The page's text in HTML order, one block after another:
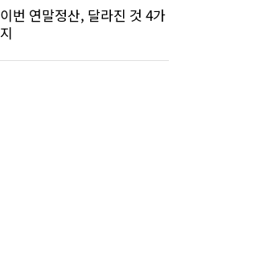
이번 연말정산, 달라진 것 4가
지